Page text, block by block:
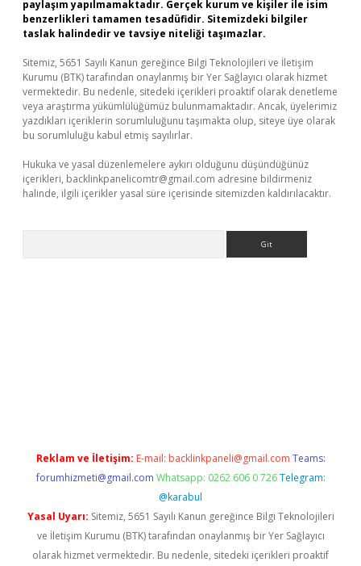
paylaşım yapılmamaktadır. Gerçek kurum ve kişiler ile isim
benzerlikleri tamamen tesadüfidir. Sitemizdeki bilgiler
taslak halindedir ve tavsiye niteliği taşımazlar.
Sitemiz, 5651 Sayılı Kanun gereğince Bilgi Teknolojileri ve İletişim
Kurumu (BTK) tarafından onaylanmış bir Yer Sağlayıcı olarak hizmet
vermektedir. Bu nedenle, sitedeki içerikleri proaktif olarak denetleme
veya araştırma yükümlülüğümüz bulunmamaktadır. Ancak, üyelerimiz
yazdıkları içeriklerin sorumluluğunu taşımakta olup, siteye üye olarak
bu sorumluluğu kabul etmiş sayılırlar.
Hukuka ve yasal düzenlemelere aykırı olduğunu düşündüğünüz
içerikleri, backlinkpanelicomtr@gmail.com adresine bildirmeniz
halinde, ilgili içerikler yasal süre içerisinde sitemizden kaldırılacaktır.
Reklam ve İletişim: E-mail: backlinkpaneli@gmail.com Teams:
forumhizmeti@gmail.com Whatsapp: 0262 606 0 726 Telegram:
@karabul
Yasal Uyarı: Sitemiz, 5651 Sayılı Kanun gereğince Bilgi Teknolojileri
ve İletişim Kurumu (BTK) tarafından onaylanmış bir Yer Sağlayıcı
olarak hizmet vermektedir. Bu nedenle, sitedeki içerikleri proaktif